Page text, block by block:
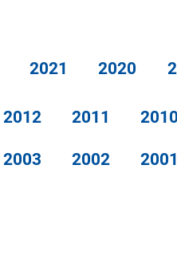
2021 2020
2012 2011 2010
2003 2002 2001